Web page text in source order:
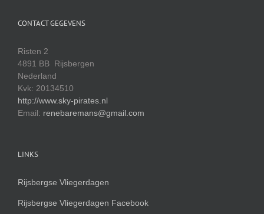
CONTACT GEGEVENS
Risten 2
4891 BB Rijsbergen
Nederland
Kvk: 20134510
http://www.sky-pirates.nl
Email: renebaremans@gmail.com
LINKS
Rijsbergse Vliegerdagen
Rijsbergse Vliegerdagen Facebook